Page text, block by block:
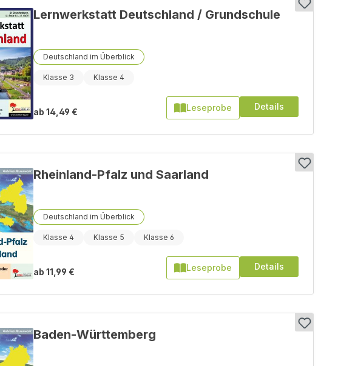
Lernwerkstatt Deutschland / Grundschule
Deutschland im Überblick
Klasse 3 Klasse 4
ab 14,49 € Leseprobe Details
Rheinland-Pfalz und Saarland
Deutschland im Überblick
Klasse 4 Klasse 5 Klasse 6
ab 11,99 € Leseprobe Details
Baden-Württemberg